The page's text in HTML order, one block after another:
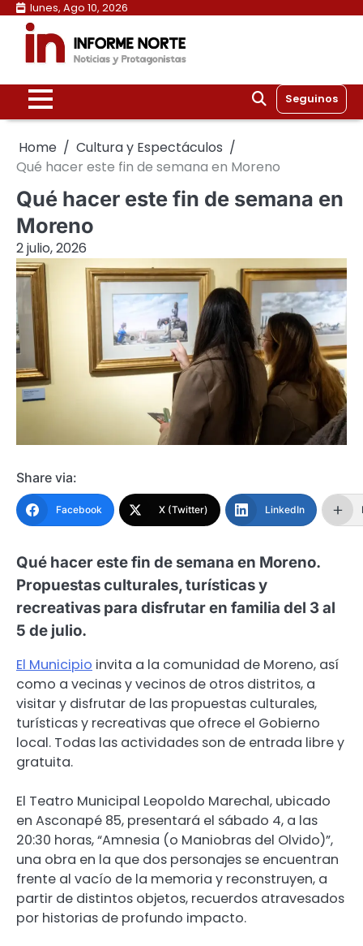
Skip
content
lunes, Ago 10, 2026
Seguinos
Home
Cultura y Espectáculos
Qué hacer este fin de semana en Moreno
Qué hacer este fin de semana en
Moreno
2 julio, 2026
Share via:
Facebook X (Twitter) LinkedIn
Qué hacer este fin de semana en Moreno.
Propuestas culturales, turísticas y
recreativas para disfrutar en familia del 3 al
5 de julio.
El Municipio invita a la comunidad de Moreno, así
como a vecinas y vecinos de otros distritos, a
visitar y disfrutar de las propuestas culturales,
turísticas y recreativas que ofrece el Gobierno
local. Todas las actividades son de entrada libre y
gratuita.
El Teatro Municipal Leopoldo Marechal, ubicado
en Asconapé 85, presentará el sábado 4, a las
20:30 horas, “Amnesia (o Maniobras del Olvido)”,
una obra en la que dos personajes se encuentran
frente al vacío de la memoria y reconstruyen, a
partir de distintos objetos, recuerdos atravesados
por historias de profundo impacto.